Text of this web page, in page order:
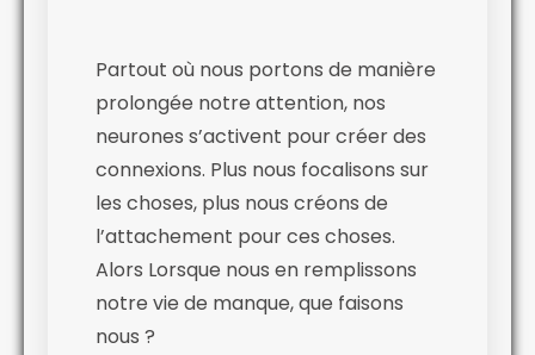
Partout où nous portons de manière
prolongée notre attention, nos
neurones s’activent pour créer des
connexions. Plus nous focalisons sur
les choses, plus nous créons de
l’attachement pour ces choses.
Alors Lorsque nous en remplissons
notre vie de manque, que faisons
nous ?